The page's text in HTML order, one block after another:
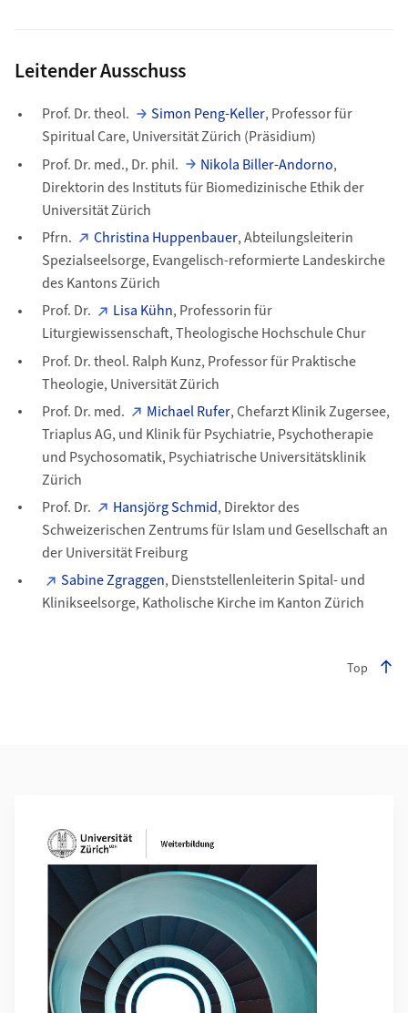
Leitender Ausschuss
Prof. Dr. theol. Simon Peng-Keller, Professor für
Spiritual Care, Universität Zürich (Präsidium)
Prof. Dr. med., Dr. phil.
Nikola Biller-Andorno,
Direktorin des Instituts für Biomedizinische Ethik der
Universität Zürich
Pfrn.
Christina Huppenbauer, Abteilungsleiterin
Spezialseelsorge, Evangelisch-reformierte Landeskirche
des Kantons Zürich
Prof. Dr.
Lisa Kühn, Professorin für
Liturgiewissenschaft, Theologische Hochschule Chur
Prof. Dr. theol. Ralph Kunz, Professor für Praktische
Theologie, Universität Zürich
Prof. Dr. med.
Michael Rufer, Chefarzt Klinik Zugersee,
Triaplus AG, und Klinik für Psychiatrie, Psychotherapie
und Psychosomatik, Psychiatrische Universitätsklinik
Zürich
Prof. Dr.
Hansjörg Schmid, Direktor des
Schweizerischen Zentrums für Islam und Gesellschaft an
der Universität Freiburg
Sabine Zgraggen, Dienststellenleiterin Spital- und
Klinikseelsorge, Katholische Kirche im Kanton Zürich
Top